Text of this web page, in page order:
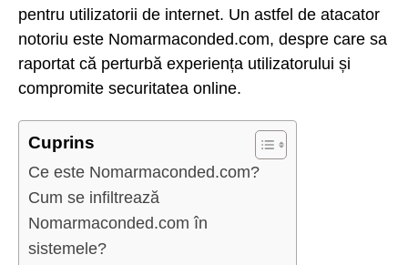
pentru utilizatorii de internet. Un astfel de atacator
notoriu este Nomarmaconded.com, despre care sa
raportat că perturbă experiența utilizatorului și
compromite securitatea online.
Cuprins
Ce este Nomarmaconded.com?
Cum se infiltrează
Nomarmaconded.com în
sistemele?